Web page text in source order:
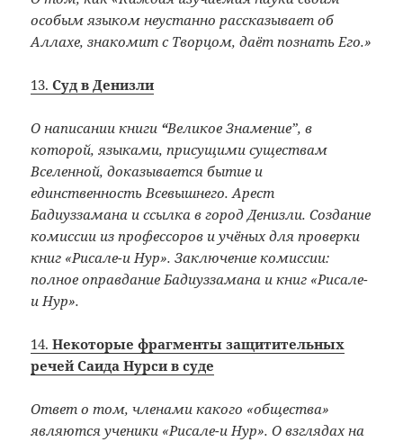
особым языком неустанно рассказывает об
Аллахе, знакомит с Творцом, даёт познать Его.»
13.Суд в Денизли
О написании книги “Великое Знамение”, в
которой, языками, присущими существам
Вселенной, доказывается бытие и
единственность Всевышнего. Арест
Бадиуззамана и ссылка в город Денизли. Создание
комиссии из профессоров и учёных для проверки
книг «Рисале-и Нур». Заключение комиссии:
полное оправдание Бадиуззамана и книг «Рисале-
и Нур».
14.Некоторые фрагменты защитительных
речей Саида Нурси в суде
Ответ о том, членами какого «общества»
являются ученики «Рисале-и Нур». О взглядах на